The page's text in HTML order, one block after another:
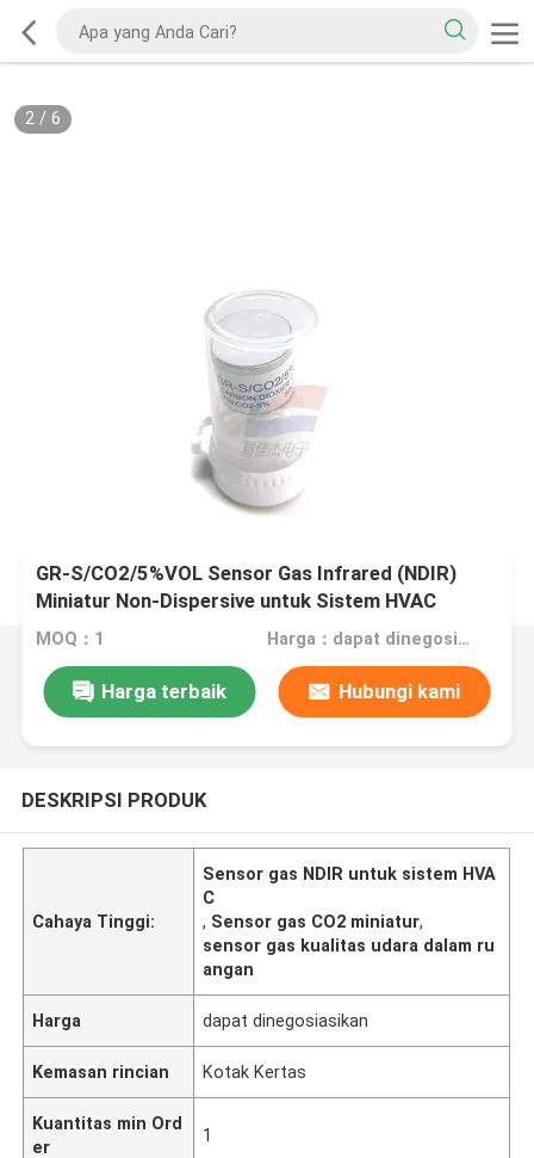
2/ 6
GR-S/CO2/5%VOL Sensor Gas Infrared (NDIR)
Miniatur Non-Dispersive untuk Sistem HVAC
Kualitas Udara Dalam Ruang
MOQ：1 Harga：dapat dinegosiasikan
Harga terbaik Hubungi kami
DESKRIPSI PRODUK
Cahaya Tinggi:
Sensor gas NDIR untuk sistem HVA
C
, Sensor gas CO2 miniatur,
sensor gas kualitas udara dalam ru
angan
Harga dapat dinegosiasikan
Kemasan rincian Kotak Kertas
Kuantitas min Ord
er
1